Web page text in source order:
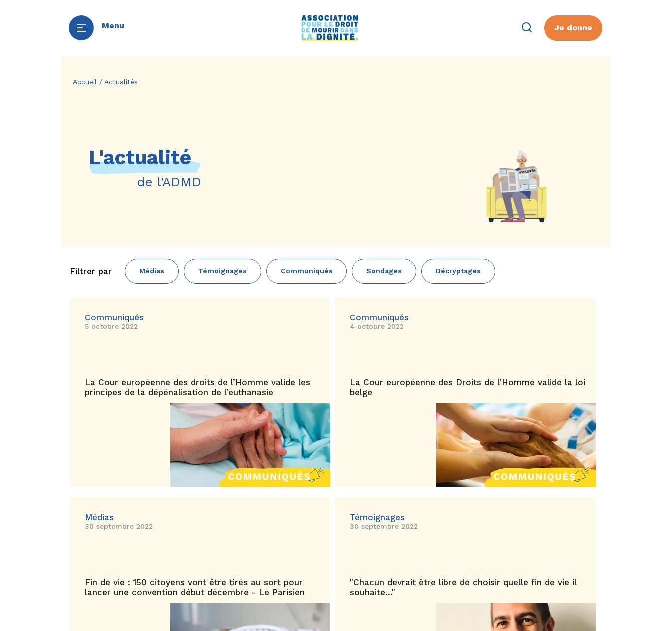
Menu Je donne
Accueil / Actualités
L'actualité
de l'ADMD
Filtrer par Médias Témoignages Communiqués Sondages Décryptages
Communiqués
5 octobre 2022
La Cour européenne des droits de l’Homme valide les
principes de la dépénalisation de l’euthanasie
Communiqués
4 octobre 2022
La Cour européenne des Droits de l’Homme valide la loi
belge
Médias
30 septembre 2022
Fin de vie : 150 citoyens vont être tirés au sort pour
lancer une convention début décembre - Le Parisien
Témoignages
30 septembre 2022
"Chacun devrait être libre de choisir quelle fin de vie il
souhaite..."